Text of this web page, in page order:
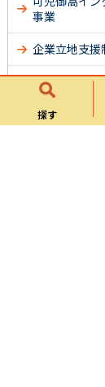
探す
事業
企業立地支援
事業活動に関
創業・経営支援